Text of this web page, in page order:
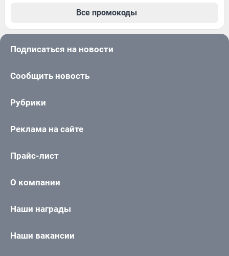
Все промокоды
Подписаться на новости
Сообщить новость
Рубрики
Реклама на сайте
Прайс-лист
О компании
Наши награды
Наши вакансии